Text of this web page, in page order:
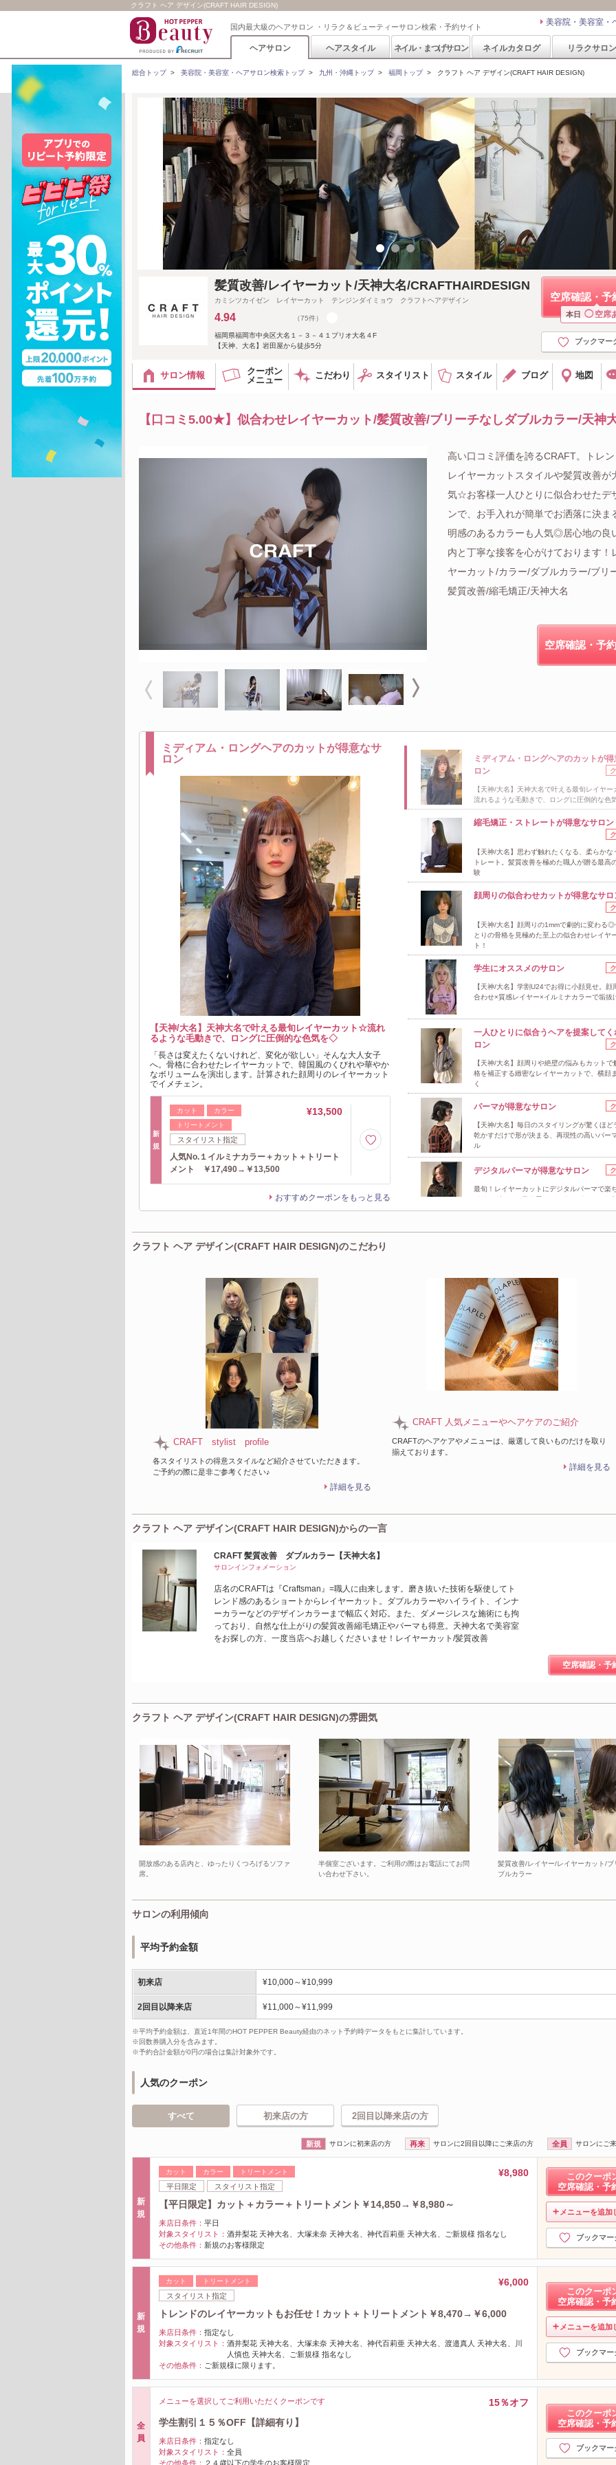
クラフト ヘア デザイン(CRAFT HAIR DESIGN)
国内最大級のヘアサロン ・リラク＆ビューティーサロン検索・予約サイト 美容院・美容室・
ヘアサロン ヘアスタイル ネイル・まつげサロン ネイルカタログ リラクサロン
総合トップ> 美容院・美容室・ヘアサロン検索トップ> 九州・沖縄トップ> 福岡トップ> クラフト ヘア デザイン(CRAFT HAIR DESIGN)
空席確認・予
本日 ◯ 空席
ブックマー
髪質改善/レイヤーカット/天神大名/CRAFTHAIRDESIGN
カミシツカイゼン レイヤーカット テンジンダイミョウ クラフトヘアデザイン
4.94 （75件）
福岡県福岡市中央区大名１－３－４１プリオ大名４F
【天神、大名】岩田屋から徒歩5分
サロン情報
クーポン
メニュー
こだわり スタイリスト スタイル ブログ 地図
【口コミ5.00★】似合わせレイヤーカット/髪質改善/ブリーチなしダブルカラー/天神
高い口コミ評価を誇るCRAFT。トレ
レイヤーカットスタイルや髪質改善が
気☆お客様一人ひとりに似合わせたデ
ンで、お手入れが簡単でお洒落に決ま
明感のあるカラーも人気◎居心地の良
内と丁寧な接客を心がけております！
ヤーカット/カラー/ダブルカラー/ブリ
髪質改善/縮毛矯正/天神大名
空席確認・予
ミディアム・ロングヘアのカットが得意なサ
ロン
【天神/大名】天神大名で叶える最旬レイヤーカット☆流れ
るような毛動きで、ロングに圧倒的な色気を◇
「長さは変えたくないけれど、変化が欲しい」そんな大人女子
へ。骨格に合わせたレイヤーカットで、韓国風のくびれや華やか
なボリュームを演出します。計算された顔周りのレイヤーカット
でイメチェン。
新
規
カット
カラー
トリートメント
スタイリスト指定
¥13,500
人気No.１イルミナカラー＋カット＋トリート
メント ￥17,490→￥13,500
おすすめクーポンをもっと見る
ミディアム・ロングヘアのカットが
ロン
【天神/大名】天神大名で叶える最旬レイヤ
流れるような毛動きで、ロングに圧倒的な色
縮毛矯正・ストレートが得意なサロン
【天神/大名】思わず触れたくなる、柔らかな
トレート。髪質改善を極めた職人が贈る最高
験
顔周りの似合わせカットが得意なサロ
【天神/大名】顔周りの1mmで劇的に変わる
とりの骨格を見極めた至上の似合わせレイヤ
ト！
学生にオススメのサロン
【天神/大名】学割U24でお得に小顔見せ。顔
合わせ×質感レイヤー×イルミナカラーで垢抜
一人ひとりに似合うヘアを提案してく
ロン
【天神/大名】顔周りや絶壁の悩みもカットで
格を補正する緻密なレイヤーカットで、横顔
く
パーマが得意なサロン
【天神/大名】毎日のスタイリングが驚くほど
乾かすだけで形が決まる、再現性の高いパー
ル
デジタルパーマが得意なサロン
最旬！レイヤーカットにデジタルパーマで楽
イリング！コテ巻き風のデジタルパーマはお
デザインカラーが得意なサロン
クラフト ヘア デザイン(CRAFT HAIR DESIGN)のこだわり
CRAFT stylist profile
各スタイリストの得意スタイルなど紹介させていただきます。
ご予約の際に是非ご参考ください♪
詳細を見る
CRAFT 人気メニューやヘアケアのご紹介
CRAFTのヘアケアやメニューは、厳選して良いものだけを取り
揃えております。
詳細を見る
クラフト ヘア デザイン(CRAFT HAIR DESIGN)からの一言
CRAFT 髪質改善 ダブルカラー【天神大名】
サロンインフォメーション
店名のCRAFTは『Craftsman』=職人に由来します。磨き抜いた技術を駆使してト
レンド感のあるショートからレイヤーカット。ダブルカラーやハイライト、インナ
ーカラーなどのデザインカラーまで幅広く対応。また、ダメージレスな施術にも拘
っており、自然な仕上がりの髪質改善縮毛矯正やパーマも得意。天神大名で美容室
をお探しの方、一度当店へお越しくださいませ！レイヤーカット/髪質改善
空席確認・予
クラフト ヘア デザイン(CRAFT HAIR DESIGN)の雰囲気
開放感のある店内と、ゆったりくつろげるソファ
席。
半個室ございます。ご利用の際はお電話にてお問
い合わせ下さい。
髪質改善/レイヤー/レイヤーカット/ブ
ブルカラー
サロンの利用傾向
平均予約金額
初来店 ¥10,000～¥10,999
2回目以降来店 ¥11,000～¥11,999
※平均予約金額は、直近1年間のHOT PEPPER Beauty経由のネット予約時データをもとに集計しています。
※回数券購入分を含みます。
※予約合計金額が0円の場合は集計対象外です。
人気のクーポン
すべて 初来店の方 2回目以降来店の方
新規 サロンに初来店の方 再来 サロンに2回目以降にご来店の方 全員 サロンにご
新
規
カット カラー トリートメント
平日限定 スタイリスト指定
¥8,980
【平日限定】カット＋カラー＋トリートメント￥14,850→￥8,980～
来店日条件： 平日
対象スタイリスト： 酒井梨花 天神大名、大塚未奈 天神大名、神代百莉亜 天神大名、ご新規様 指名なし
その他条件： 新規のお客様限定
このクーポ
空席確認・予
メニューを追加
ブックマー
新
規
カット トリートメント
スタイリスト指定
¥6,000
トレンドのレイヤーカットもお任せ！カット＋トリートメント￥8,470→￥6,000
来店日条件： 指定なし
対象スタイリスト： 酒井梨花 天神大名、大塚未奈 天神大名、神代百莉亜 天神大名、渡邉真人 天神大名、川
人慎也 天神大名、ご新規様 指名なし
その他条件： ご新規様に限ります。
このクーポ
空席確認・予
メニューを追加
ブックマー
全
員
メニューを選択してご利用いただくクーポンです
15％オフ
学生割引１５％OFF【詳細有り】
来店日条件： 指定なし
対象スタイリスト： 全員
その他条件：
２４歳以下の学生のお客様限定
このクーポ
空席確認・予
ブックマー